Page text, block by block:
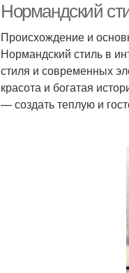
Нормандский
Происхождение и
Нормандский стиль в
стиля и современных
красота и богатая
— создать теплую и